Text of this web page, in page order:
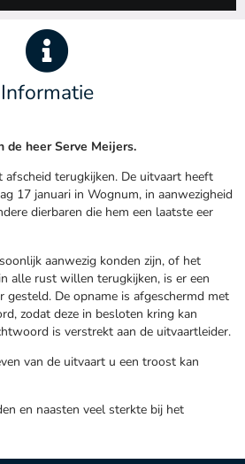
Informatie
de heer Serve Meijers.
afscheid terugkijken. De uitvaart heeft
17 januari in Wognum, in aanwezigheid
dierbaren die hem een laatste eer
aanwezig konden zijn, of het
alle rust willen terugkijken, is er een
gesteld. De opname is afgeschermd met
zodat deze in besloten kring kan
is verstrekt aan de uitvaartleider.
van de uitvaart u een troost kan
en naasten veel sterkte bij het